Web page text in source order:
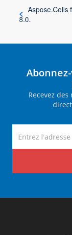
Aspose.Cells
8.0.
Recevez